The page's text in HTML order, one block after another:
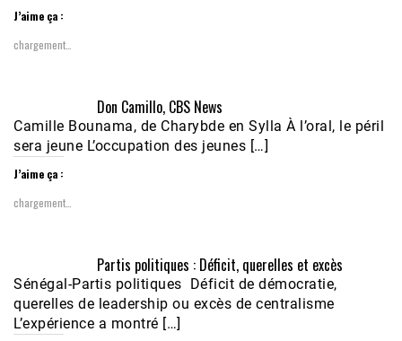
J’aime ça :
chargement…
Don Camillo, CBS News
Camille Bounama, de Charybde en Sylla À l’oral, le péril
sera jeune L’occupation des jeunes […]
J’aime ça :
chargement…
Partis politiques : Déficit, querelles et excès
Sénégal-Partis politiques Déficit de démocratie,
querelles de leadership ou excès de centralisme
L’expérience a montré […]